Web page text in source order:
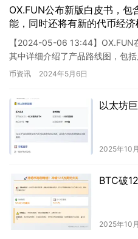
OX.FUN公布新版白皮书，包
能，同时还将有新的代币经济
【2024-05-06 13:44】OX.FUN
其中详细介绍了产品路线图，包
提到了全新的代币经济模型，支
币资讯 2024年5月6日
以太坊
2025年10
BTC破
2025年10